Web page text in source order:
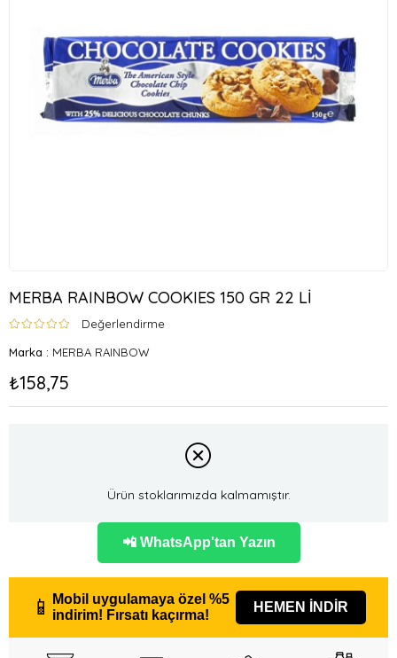
MERBA RAINBOW COOKIES 150 GR 22 Lİ
Değerlendirme
Marka : MERBA RAINBOW
₺158,75
Ürün stoklarımızda kalmamıştır.
📲 WhatsApp'tan Yazın
📱 Mobil uygulamaya özel %5
indirim! Fırsatı kaçırma!
HEMEN İNDİR